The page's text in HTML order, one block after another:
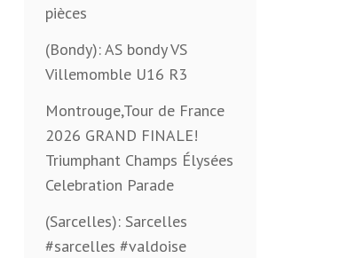
pièces
(Bondy): AS bondy VS
Villemomble U16 R3
Montrouge,Tour de France
2026 GRAND FINALE!
Triumphant Champs Élysées
Celebration Parade
(Sarcelles): Sarcelles
#sarcelles #valdoise